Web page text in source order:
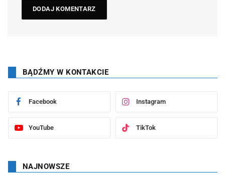
BĄDŹMY W KONTAKCIE
Facebook Instagram
YouTube TikTok
NAJNOWSZE